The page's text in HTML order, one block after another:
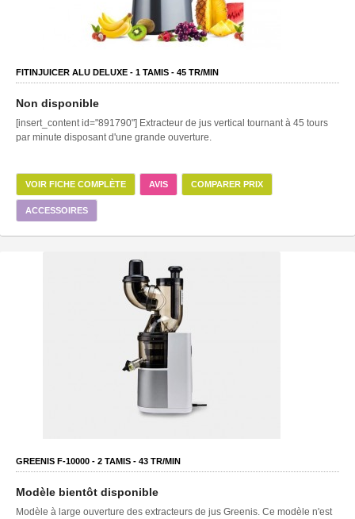
FITINJUICER ALU DELUXE - 1 TAMIS - 45 TR/MIN
Non disponible
[insert_content id="891790"] Extracteur de jus vertical tournant à 45 tours
par minute disposant d'une grande ouverture.
VOIR FICHE COMPLÈTE AVIS COMPARER PRIX
ACCESSOIRES
GREENIS F-10000 - 2 TAMIS - 43 TR/MIN
Modèle bientôt disponible
Modèle à large ouverture des extracteurs de jus Greenis. Ce modèle n'est